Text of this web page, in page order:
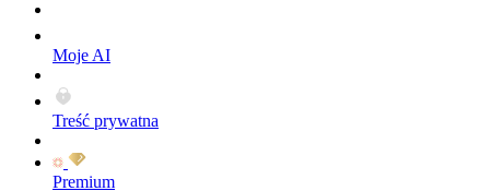
Moje AI
Treść prywatna
Premium